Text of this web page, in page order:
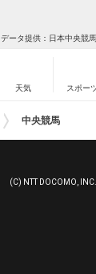
データ提供：日本中央競
天気 スポー
中央競馬
(C) NTT DOCOMO, INC.